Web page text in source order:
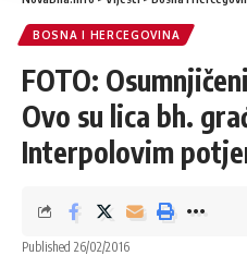
BOSNA I HERCEGOVINA
FOTO:
Ovo su lica bh.
Interpolovim
Published 26/02/2016